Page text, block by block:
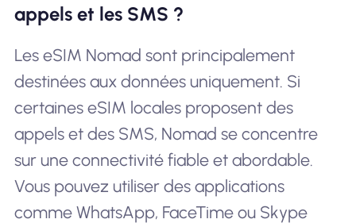
appels et les SMS ?
Les eSIM Nomad sont principalement
destinées aux données uniquement. Si
certaines eSIM locales proposent des
appels et des SMS, Nomad se concentre
sur une connectivité fiable et abordable.
Vous pouvez utiliser des applications
comme WhatsApp, FaceTime ou Skype